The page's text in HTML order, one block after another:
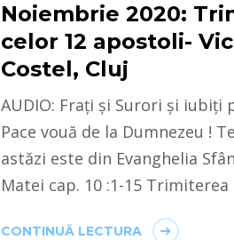
Noiembrie 2020:
celor 12 apostoli-
Costel, Cluj
AUDIO: Frați și Surori și iubiți
Pace vouă de la Dumnezeu !
astăzi este din Evanghelia
Matei cap. 10 :1-15
CONTINUĂ LECTURA